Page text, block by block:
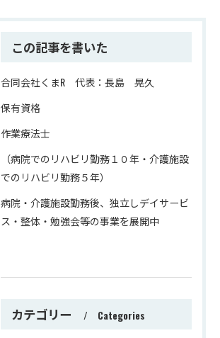
この記事を書いた
合同会社くまR 代表：長島 晃久
保有資格
作業療法士
（病院でのリハビリ勤務１０年・介護施設
でのリハビリ勤務５年）
病院・介護施設勤務後、独立しデイサービ
ス・整体・勉強会等の事業を展開中
カテゴリー Categories